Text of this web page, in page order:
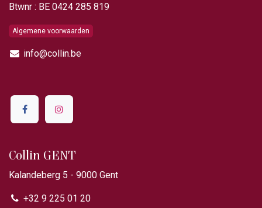
Btwnr : BE 0424 285 819
Algemene voorwaarden
info@collin.be
Collin GENT
Kalandeberg 5 - 9000 Gent​
+32 9 225 01 20